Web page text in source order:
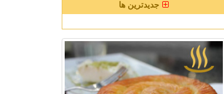
جدیدترین ها